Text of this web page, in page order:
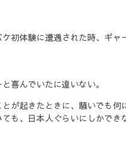
初体験に遭遇された時、ギ
喜んでいたに違いない。
が起きたときに、騒いでも
も、日本人ぐらいにしかでき